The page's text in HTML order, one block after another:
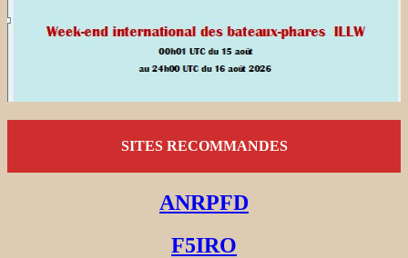
SITES RECOMMANDES
ANRPFD
F5IRO